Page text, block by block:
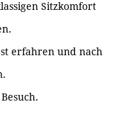
Sitzkomfort
erfahren und nach